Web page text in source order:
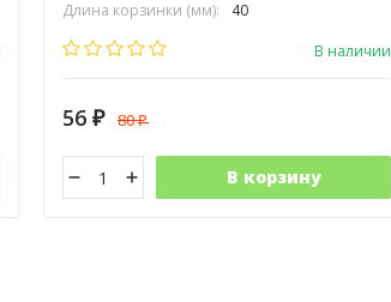
Длина корзинки (мм):
40
Диаметр корзинки (мм):
В наличии
56 ₽ 80₽
В корзину